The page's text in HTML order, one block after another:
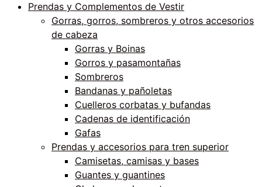
Prendas y Complementos de Vestir
Gorras, gorros, sombreros y otros accesorios
de cabeza
Gorras y Boinas
Gorros y pasamontañas
Sombreros
Bandanas y pañoletas
Cuelleros corbatas y bufandas
Cadenas de identificación
Gafas
Prendas y accesorios para tren superior
Camisetas, camisas y bases
Guantes y guantines